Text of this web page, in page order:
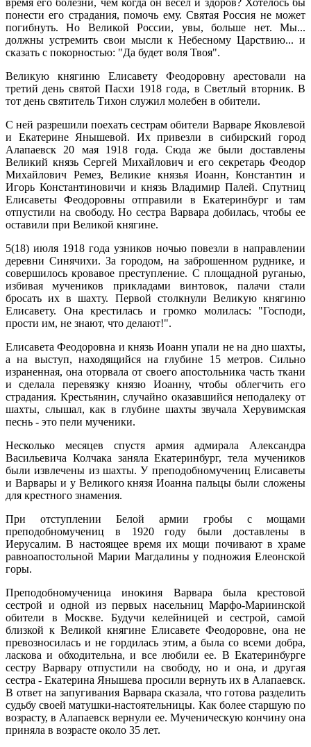
время его болезни, чем когда он весел и здоров? Хотелось бы
понести его страдания, помочь ему. Святая Россия не может
погибнуть. Но Великой России, увы, больше нет. Мы...
должны устремить свои мысли к Небесному Царствию... и
сказать с покорностью: "Да будет воля Твоя".
Великую княгиню Елисавету Феодоровну арестовали на
третий день святой Пасхи 1918 года, в Светлый вторник. В
тот день святитель Тихон служил молебен в обители.
С ней разрешили поехать сестрам обители Варваре Яковлевой
и Екатерине Янышевой. Их привезли в сибирский город
Алапаевск 20 мая 1918 года. Сюда же были доставлены
Великий князь Сергей Михайлович и его секретарь Феодор
Михайлович Ремез, Великие князья Иоанн, Константин и
Игорь Константиновичи и князь Владимир Палей. Спутниц
Елисаветы Феодоровны отправили в Екатеринбург и там
отпустили на свободу. Но сестра Варвара добилась, чтобы ее
оставили при Великой княгине.
5(18) июля 1918 года узников ночью повезли в направлении
деревни Синячихи. За городом, на заброшенном руднике, и
совершилось кровавое преступление. С площадной руганью,
избивая мучеников прикладами винтовок, палачи стали
бросать их в шахту. Первой столкнули Великую княгиню
Елисавету. Она крестилась и громко молилась: "Господи,
прости им, не знают, что делают!".
Елисавета Феодоровна и князь Иоанн упали не на дно шахты,
а на выступ, находящийся на глубине 15 метров. Сильно
израненная, она оторвала от своего апостольника часть ткани
и сделала перевязку князю Иоанну, чтобы облегчить его
страдания. Крестьянин, случайно оказавшийся неподалеку от
шахты, слышал, как в глубине шахты звучала Херувимская
песнь - это пели мученики.
Несколько месяцев спустя армия адмирала Александра
Васильевича Колчака заняла Екатеринбург, тела мучеников
были извлечены из шахты. У преподобномучениц Елисаветы
и Варвары и у Великого князя Иоанна пальцы были сложены
для крестного знамения.
При отступлении Белой армии гробы с мощами
преподобномучениц в 1920 году были доставлены в
Иерусалим. В настоящее время их мощи почивают в храме
равноапостольной Марии Магдалины у подножия Елеонской
горы.
Преподобномученица инокиня Варвара была крестовой
сестрой и одной из первых насельниц Марфо-Мариинской
обители в Москве. Будучи келейницей и сестрой, самой
близкой к Великой княгине Елисавете Феодоровне, она не
превозносилась и не гордилась этим, а была со всеми добра,
ласкова и обходительна, и все любили ее. В Екатеринбурге
сестру Варвару отпустили на свободу, но и она, и другая
сестра - Екатерина Янышева просили вернуть их в Алапаевск.
В ответ на запугивания Варвара сказала, что готова разделить
судьбу своей матушки-настоятельницы. Как более старшую по
возрасту, в Алапаевск вернули ее. Мученическую кончину она
приняла в возрасте около 35 лет.